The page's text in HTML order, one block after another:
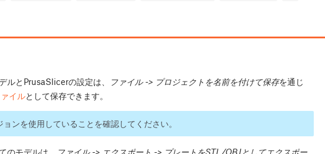
ルとPrusaSlicerの設定は、 ファイル -> プロジェクトを名前を付けて保存を通じ
イルとして保存できます。
ンを使用していることを確認してください。
のモデルは、
ファイル -> エクスポート -> プレートをSTL/OBJとしてエクスポー